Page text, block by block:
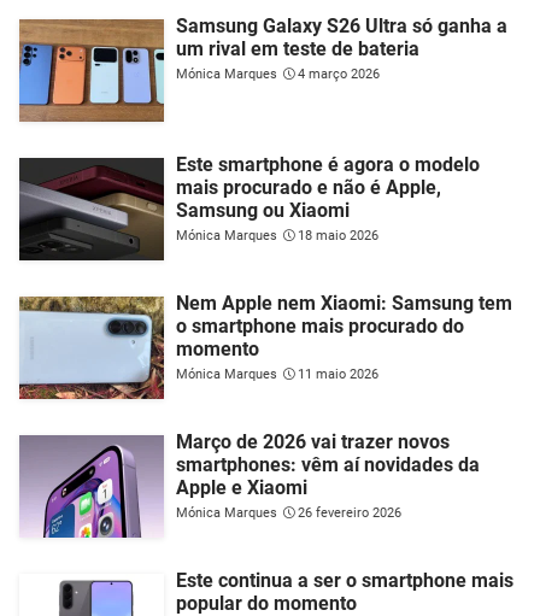
Samsung Galaxy S26 Ultra só ganha a
um rival em teste de bateria
Mónica Marques 4 março 2026
Este smartphone é agora o modelo
mais procurado e não é Apple,
Samsung ou Xiaomi
Mónica Marques 18 maio 2026
Nem Apple nem Xiaomi: Samsung tem
o smartphone mais procurado do
momento
Mónica Marques 11 maio 2026
Março de 2026 vai trazer novos
smartphones: vêm aí novidades da
Apple e Xiaomi
Mónica Marques 26 fevereiro 2026
Este continua a ser o smartphone mais
popular do momento